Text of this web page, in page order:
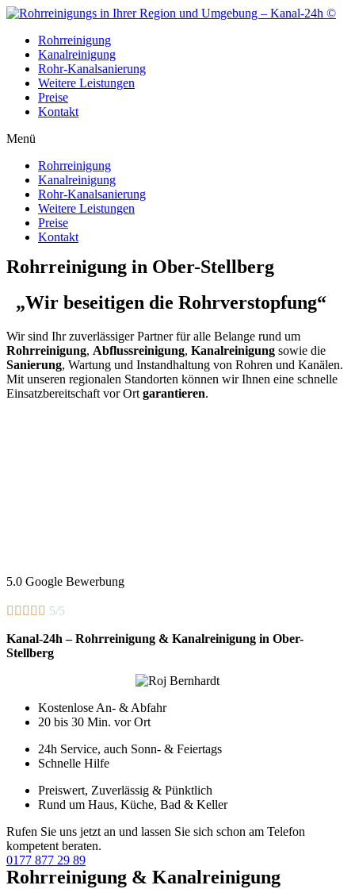
Zum
wechselnRohrreinigung
Kanalreinigung
Rohr-Kanalsanierung
Weitere Leistungen
Preise
Kontakt
Menü
Rohrreinigung
Kanalreinigung
Rohr-Kanalsanierung
Weitere Leistungen
Preise
Kontakt
Rohrreinigung in Ober-Stellberg
„Wir beseitigen die Rohrverstopfung“
Wir sind Ihr zuverlässiger Partner für alle Belange rund um
Rohrreinigung, Abflussreinigung, Kanalreinigung sowie die
Sanierung, Wartung und Instandhaltung von Rohren und Kanälen.
Mit unseren regionalen Standorten können wir Ihnen eine schnelle
Einsatzbereitschaft vor Ort garantieren.
5.0 Google Bewerbung
     5/5
Kanal-24h – Rohrreinigung & Kanalreinigung in Ober-
Stellberg
Kostenlose An- & Abfahr
20 bis 30 Min. vor Ort
24h Service, auch Sonn- & Feiertags
Schnelle Hilfe
Preiswert, Zuverlässig & Pünktlich
Rund um Haus, Küche, Bad & Keller
Rufen Sie uns jetzt an und lassen Sie sich schon am Telefon
kompetent beraten.
0177 877 29 89
Rohrreinigung & Kanalreinigung